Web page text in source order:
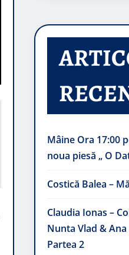
Mâine Ora 17:00
noua piesă „ O
Costică Balea –
Claudia Ionas –
Nunta Vlad &
Partea 2